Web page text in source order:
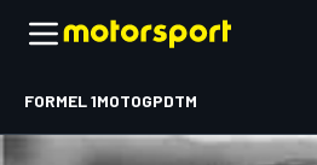
FORMEL 1MOTOGPDTM